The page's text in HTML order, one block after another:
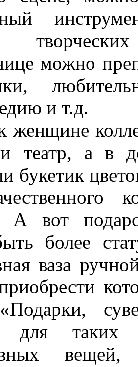
можно
и т.д.
женщине
театр, а в
букетик
А вот
более
ваза
«Подарки,
для таких